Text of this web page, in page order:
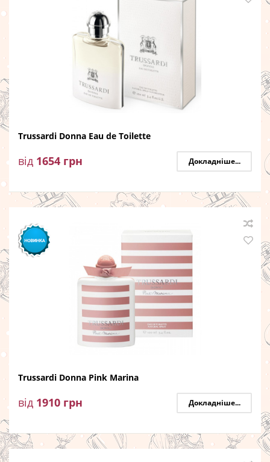
Trussardi Donna Eau de Toilette
від 1654 грн Докладніше...
Trussardi Donna Pink Marina
від 1910 грн Докладніше...